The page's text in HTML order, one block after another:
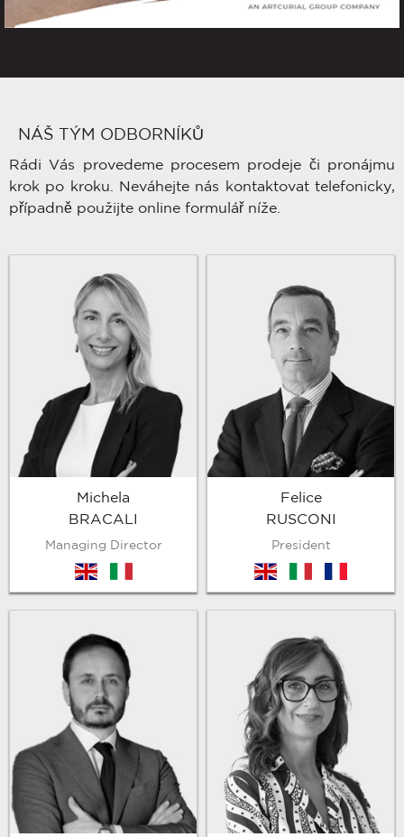
NÁŠ TÝM ODBORNÍKŮ
Rádi Vás provedeme procesem prodeje či pronájmu
krok po kroku. Neváhejte nás kontaktovat telefonicky,
případně použijte online formulář níže.
Michela
BRACALI
Managing Director
en
Felice
RUSCONI
President
en